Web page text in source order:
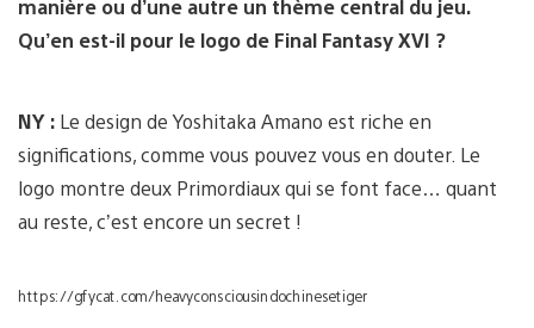
manière ou d’une autre un thème central du jeu.
Qu’en est-il pour le logo de Final Fantasy XVI ?
NY : Le design de Yoshitaka Amano est riche en
significations, comme vous pouvez vous en douter. Le
logo montre deux Primordiaux qui se font face… quant
au reste, c’est encore un secret !
https://gfycat.com/heavyconsciousindochinesetiger